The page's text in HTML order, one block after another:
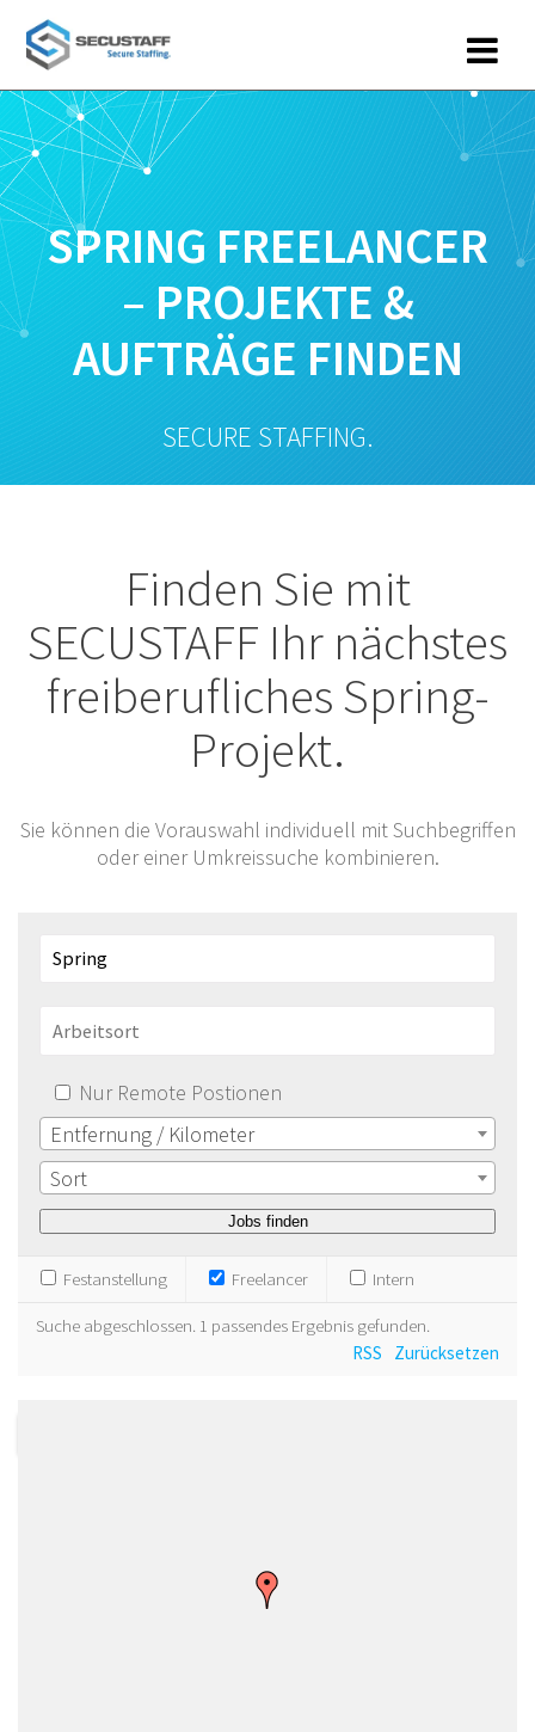
SPRING FREELANCER
– PROJEKTE &
AUFTRÄGE FINDEN
SECURE STAFFING.
Finden Sie mit
SECUSTAFF Ihr nächstes
freiberufliches Spring-
Projekt.
Sie können die Vorauswahl individuell mit Suchbegriffen
oder einer Umkreissuche kombinieren.
Nur Remote Postionen
Entfernung / Kilometer
Sort
Festanstellung Freelancer Intern
Suche abgeschlossen. 1 passendes Ergebnis gefunden.
Zurücksetzen
RSS